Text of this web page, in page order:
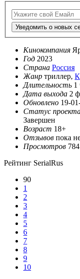
Уведомить о новых
Кинокомпания
Год 2023
Страна Россия
Жанр триллер,
Длительность 1
Дата выхода 2
Обновлено 19-
Статус
Завершен
Возраст 18+
Отзывов пока
Просмотров 784
Рейтинг SerialRus
90
1
2
3
4
5
6
7
8
9
10